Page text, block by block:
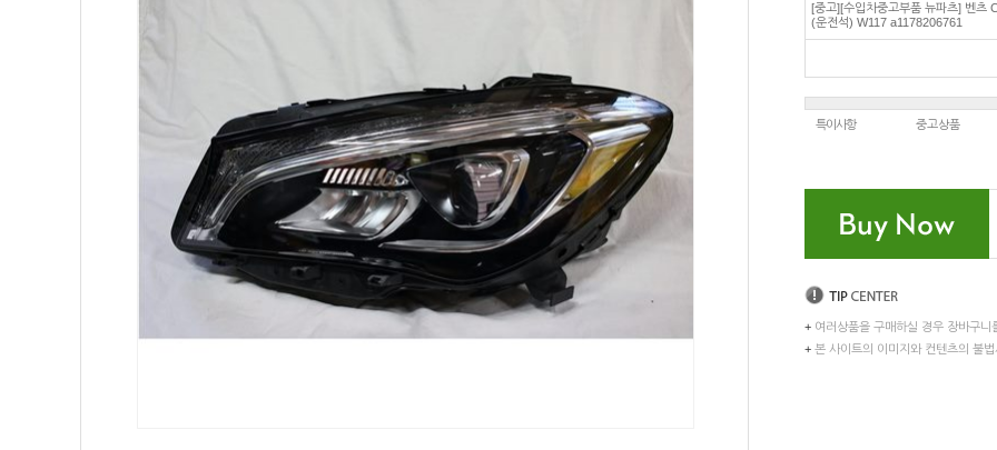
[중고][수입차중고부품 뉴파츠] 벤츠
(운전석) W117 a1178206761
특이사항 중고상품
+ 여러상품을 구매하실 경우 장바구니
+ 본 사이트의 이미지와 컨텐츠의 불법